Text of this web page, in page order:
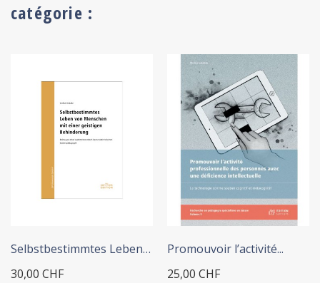
catégorie :
Selbstbestimmtes Leben von...
30,00 CHF
+ ADD TO CART
Promouvoir l’activité...
25,00 CHF